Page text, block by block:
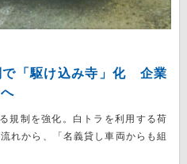
で「駆け込み寺」化 企業
規制を強化。白トラを利用する荷
れから、「名義貸し車両からも組